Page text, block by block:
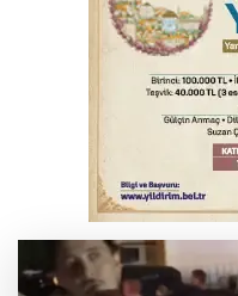
Arabesk
Elektrik
kaybetti
Bursa'da
kahkaha